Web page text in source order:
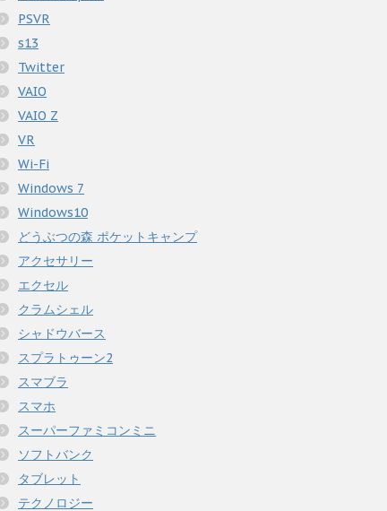
PSVR
s13
Twitter
VAIO
VAIO Z
VR
Wi-Fi
Windows 7
Windows10
どうぶつの森 ポケットキャンプ
アクセサリー
エクセル
クラムシェル
シャドウバース
スプラトゥーン2
スマブラ
スマホ
スーパーファミコンミニ
ソフトバンク
タブレット
テクノロジー